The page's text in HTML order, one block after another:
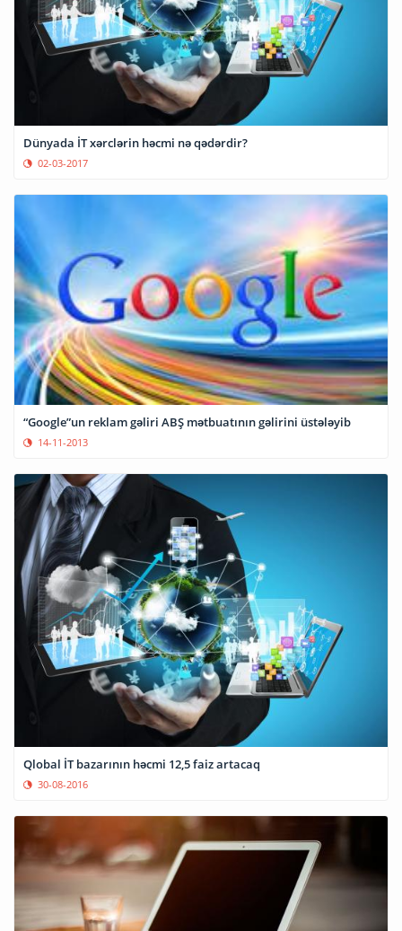
Dünyada İT xərclərin həcmi nə qədərdir?
02-03-2017
“Google”un reklam gəliri ABŞ mətbuatının gəlirini üstələyib
14-11-2013
Qlobal İT bazarının həcmi 12,5 faiz artacaq
30-08-2016